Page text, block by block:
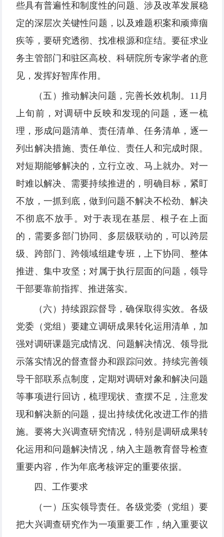
些具有普遍性和制度性的问题、涉及改革发展稳
定的深层次关键性问题，以及难题积案和顽瘴痼
疾等，要研究透彻、找准根源和症结。要征求业
务主管部门和驻区高校、科研院所专家学者的意
见，发挥好智库作用。
（五）推动解决问题，完善长效机制。11月
上旬前，对调研中反映和发现的问题，逐一梳
理，形成问题清单、责任清单、任务清单，逐一
列出解决措施、责任单位、责任人和完成时限。
对短期能够解决的，立行立改、马上就办。对一
时难以解决、需要持续推进的，明确目标，紧盯
不放，一抓到底，做到问题不解决不松劲、解决
不彻底不放手。对于表现在基层、根子在上面
的，需要多部门协同、多层级联动的，可以跨层
级、跨部门、跨领域组建专班，上下协同、整体
推进、集中攻坚；对属于执行层面的问题，领导
干部要靠前指挥、推进落实。
（六）持续跟踪督导，确保取得实效。各级
党委（党组）要建立调研成果转化运用清单，加
强对调研课题完成情况、问题解决情况、领导批
示落实情况的督查督办和跟踪问效。持续完善领
导干部联系点制度，定期对调研对象和解决问题
等事项进行回访，梳理现状、查摆不足，注意发
现和解决新的问题，提出持续优化改进工作的措
施。要将大兴调查研究情况，特别是调研成果转
化运用和问题解决情况，纳入主题教育督导检查
重要内容，作为年底考核评定的重要依据。
四、工作要求
（一）压实领导责任。各级党委（党组）要
把大兴调查研究作为一项重要工作，纳入重要议